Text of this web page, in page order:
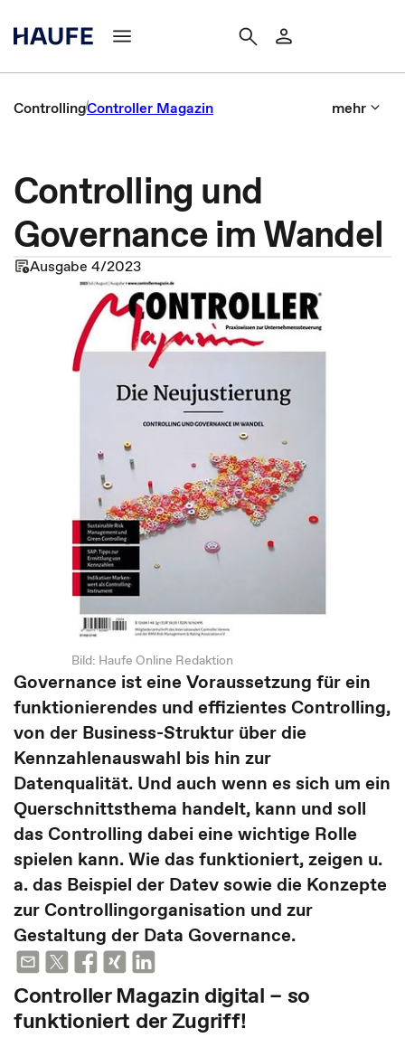
ControllingController Magazin mehr
Controlling und
Governance im Wandel
Ausgabe 4/2023
Bild: Haufe Online Redaktion
Governance ist eine Voraussetzung für ein
funktionierendes und effizientes Controlling,
von der Business-Struktur über die
Kennzahlenauswahl bis hin zur
Datenqualität. Und auch wenn es sich um ein
Querschnittsthema handelt, kann und soll
das Controlling dabei eine wichtige Rolle
spielen kann. Wie das funktioniert, zeigen u.
a. das Beispiel der Datev sowie die Konzepte
zur Controllingorganisation und zur
Gestaltung der Data Governance.
Controller Magazin digital – so
funktioniert der Zugriff!